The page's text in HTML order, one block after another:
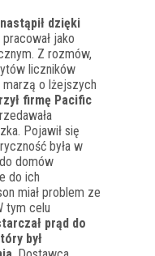
dzięki
jako
Z rozmów,
liczników
marzą o lżejszych
firmę Pacific
Pojawił się
była w
domów
do ich
miał problem ze
tym celu
prąd do
był